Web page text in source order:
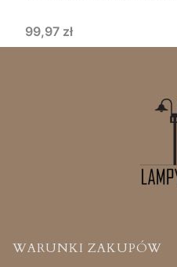
Cena
99,97 zł
Linki w stopce
WARUNKI ZAKUPÓW